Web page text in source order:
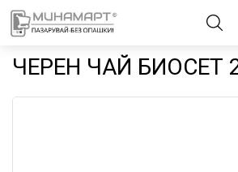
ЧЕРЕН ЧАЙ БИОСЕТ